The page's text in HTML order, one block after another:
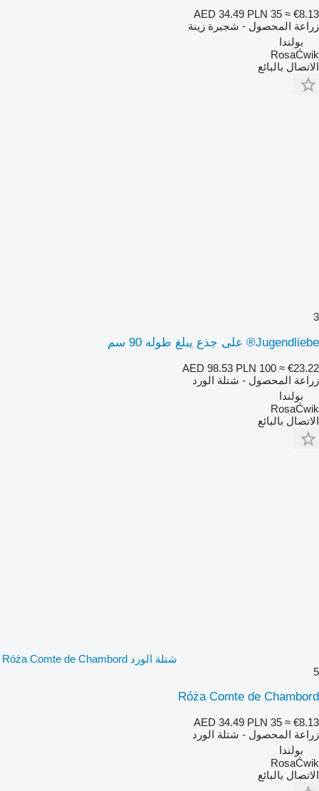
AED 34.49 PLN 35 ≈ €8.13
زراعة المحصول - شجيرة زينة
بولندا
RosaĆwik
الاتصال بالبائع
3
Jugendliebe® على جذع يبلغ طوله 90 سم
AED 98.53 PLN 100 ≈ €23.22
زراعة المحصول - شتلة الورد
بولندا
RosaĆwik
الاتصال بالبائع
شتلة الورد Róża Comte de Chambord
5
Róża Comte de Chambord
AED 34.49 PLN 35 ≈ €8.13
زراعة المحصول - شتلة الورد
بولندا
RosaĆwik
الاتصال بالبائع